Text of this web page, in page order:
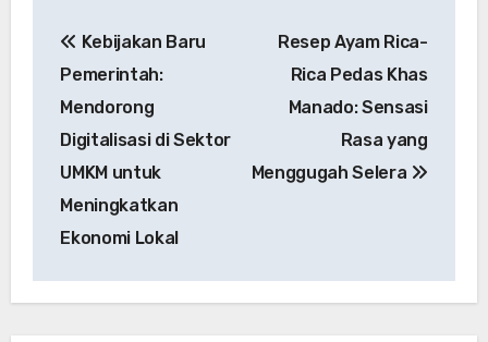
pos
Kebijakan Baru
Pemerintah:
Mendorong
Digitalisasi di Sektor
UMKM untuk
Meningkatkan
Ekonomi Lokal
Resep Ayam Rica-
Rica Pedas Khas
Manado: Sensasi
Rasa yang
Menggugah Selera